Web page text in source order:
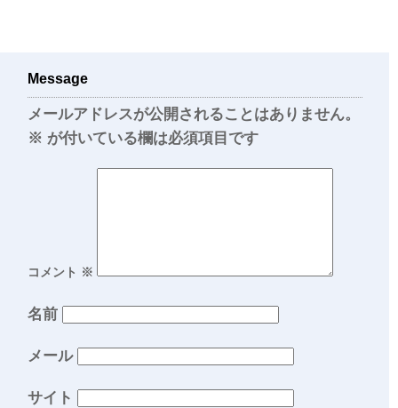
Message
メールアドレスが公開されることはありません。
※ が付いている欄は必須項目です
コメント ※
名前
メール
サイト